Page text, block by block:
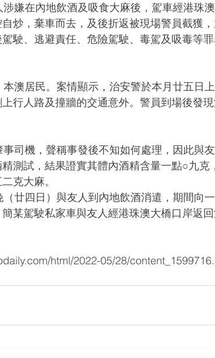
炒，棄車而去，及後折返被現場警員截獲
駛、逃避責任、危險駕駛、毒駕及吸毒等
行人路及撞牆的交通意外。警員到場後發
測試，結果證實其體內酒精含量一點○九克
克大麻。
某駕駛私家車與友人經港珠澳大橋口岸返
html/2022-05/28/